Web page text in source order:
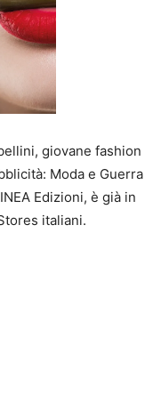
giovane fashion
Moda e Guerra
Edizioni, è già in
italiani.